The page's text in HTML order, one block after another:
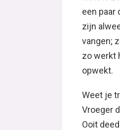
een paar
zijn
vangen;
zo werkt
opwekt.
Weet je
Vroeger
Ooit